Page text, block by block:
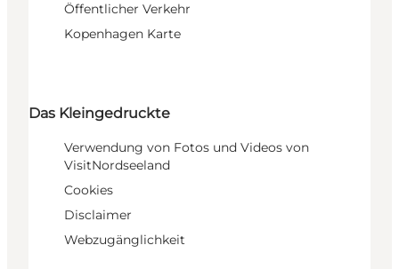
Öffentlicher Verkehr
Kopenhagen Karte
Das Kleingedruckte
Verwendung von Fotos und Videos von
VisitNordseeland
Cookies
Disclaimer
Webzugänglichkeit